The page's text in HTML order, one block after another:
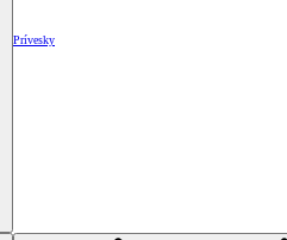
Prívesky